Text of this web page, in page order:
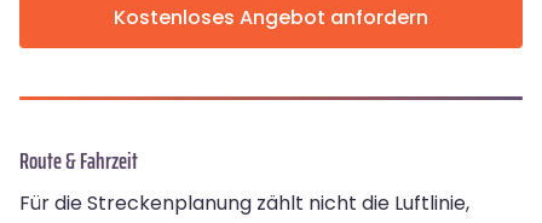
Kostenloses Angebot anfordern
Route & Fahrzeit
Für die Streckenplanung zählt nicht die Luftlinie,